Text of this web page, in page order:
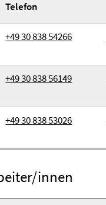
Telefon
+49 30 838 54266
+49 30 838 56149
+49 30 838 53026
innen